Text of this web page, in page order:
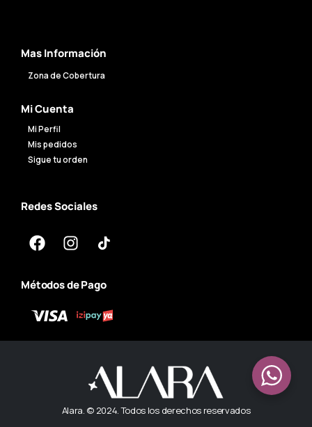
Mas Información
Zona de Cobertura
Mi Cuenta
Mi Perfil
Mis pedidos
Sigue tu orden
Redes Sociales
Métodos de Pago
Alara. © 2024. Todos los derechos reservados